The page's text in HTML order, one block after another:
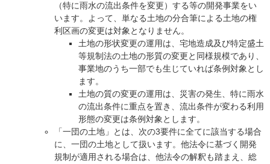
（特に雨水の流出条件を変更）する等の開発事業をい
います。よって、単なる土地の分合筆による土地の権
利区画の変更は対象となりません。
土地の形状変更の運用は、宅地造成及び特定盛土
等規制法の土地の形質の変更と同様規模であり、
事業地のうち一部でも生じていれば条例対象とし
ます。
土地の質の変更の運用は、災害の発生、特に雨水
の流出条件に重点を置き、流出条件が変わる利用
形態の変更は条例対象とします。
「一団の土地」とは、次の3要件に全てに該当する場合
に、一団の土地として扱います。他法令に基づく開発
規制が適用される場合は、他法令の解釈も踏まえ、総